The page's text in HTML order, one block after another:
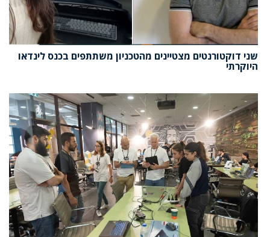
שני דוקטורנטים מצטיינים מהטכניון משתתפים בכנס לינדאו
היוקרתי